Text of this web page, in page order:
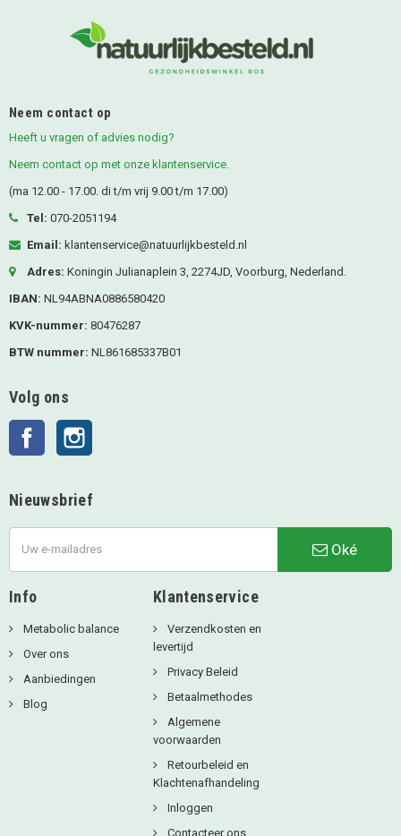
Neem contact op
Heeft u vragen of advies nodig?
Neem contact op met onze klantenservice.
(ma 12.00 - 17.00. di t/m vrij 9.00 t/m 17.00)
Tel: 070-2051194
Email: klantenservice@natuurlijkbesteld.nl
Adres: Koningin Julianaplein 3, 2274JD, Voorburg, Nederland.
IBAN: NL94ABNA0886580420
KVK-nummer: 80476287
BTW nummer: NL861685337B01
Volg ons
Facebook
Nieuwsbrief
Oké
Info
Metabolic balance
Over ons
Aanbiedingen
Blog
Klantenservice
Verzendkosten en
levertijd
Privacy Beleid
Betaalmethodes
Algemene
voorwaarden
Retourbeleid en
Klachtenafhandeling
Inloggen
Contacteer ons